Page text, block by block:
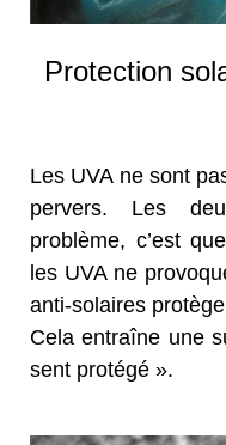
Protection
Les UVA ne sont
pervers. Les
problème, c’est
les UVA ne
anti-solaires
Cela entraîne une
sent protégé ».